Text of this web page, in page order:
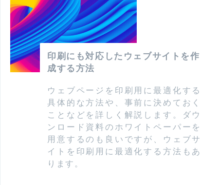
印刷にも対応したウェブサイトを作
成する方法
ウェブページを印刷用に最適化する
具体的な方法や、事前に決めておく
ことなどを詳しく解説します。ダウ
ンロード資料のホワイトペーパーを
用意するのも良いですが、ウェブサ
イトを印刷用に最適化する方法もあ
ります。